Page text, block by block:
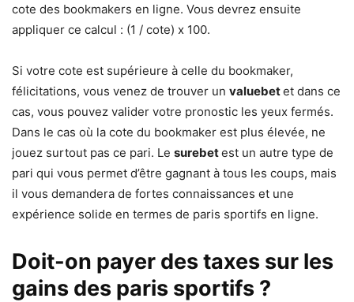
cote des bookmakers en ligne. Vous devrez ensuite
appliquer ce calcul : (1 / cote) x 100.
Si votre cote est supérieure à celle du bookmaker,
félicitations, vous venez de trouver un valuebetet dans ce
cas, vous pouvez valider votre pronostic les yeux fermés.
Dans le cas où la cote du bookmaker est plus élevée, ne
jouez surtout pas ce pari. Le surebetest un autre type de
pari qui vous permet d’être gagnant à tous les coups, mais
il vous demandera de fortes connaissances et une
expérience solide en termes de paris sportifs en ligne.
Doit-on payer des taxes sur les
gains des paris sportifs ?